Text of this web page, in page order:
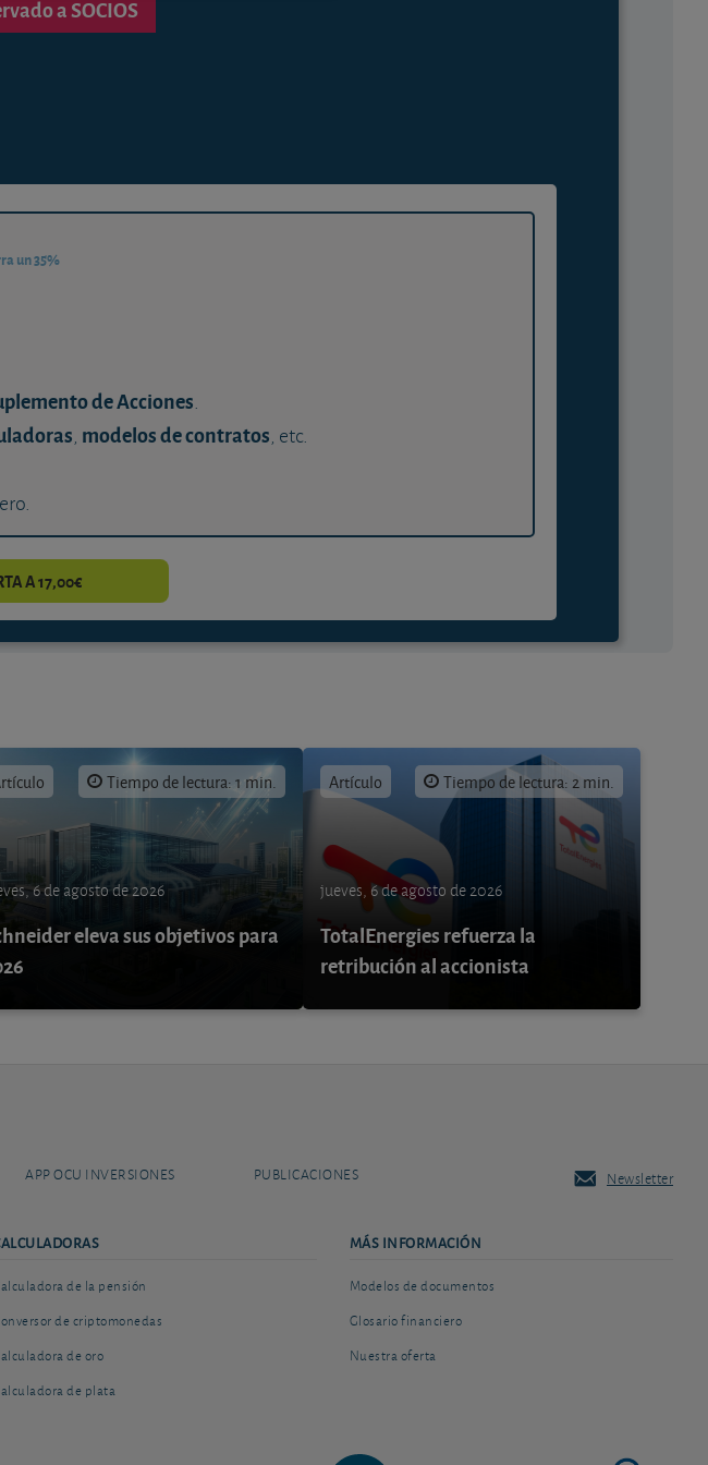
a SOCIOS
un 35%
de Acciones.
, modelos de contratos, etc.
A 17,00€
Tiempo de lectura: 1 min.
6 de agosto de 2026
eleva sus objetivos para
Artículo Tiempo de lectura: 2 min.
jueves, 6 de agosto de 2026
TotalEnergies refuerza la
retribución al accionista
APP OCU INVERSIONES PUBLICACIONES Newsletter
de la pensión
de criptomonedas
de oro
de plata
MÁS INFORMACIÓN
Modelos de documentos
Glosario financiero
Nuestra oferta